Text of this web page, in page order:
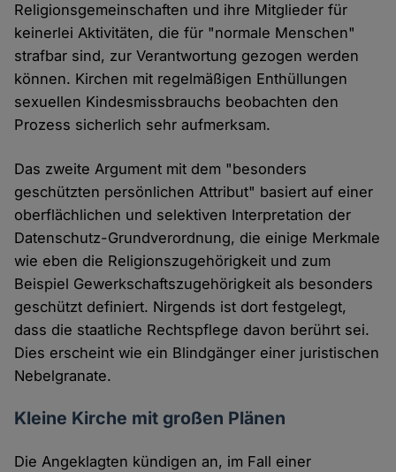
Religionsgemeinschaften und ihre Mitglieder für
keinerlei Aktivitäten, die für "normale Menschen"
strafbar sind, zur Verantwortung gezogen werden
können. Kirchen mit regelmäßigen Enthüllungen
sexuellen Kindesmissbrauchs beobachten den
Prozess sicherlich sehr aufmerksam.
Das zweite Argument mit dem "besonders
geschützten persönlichen Attribut" basiert auf einer
oberflächlichen und selektiven Interpretation der
Datenschutz-Grundverordnung, die einige Merkmale
wie eben die Religionszugehörigkeit und zum
Beispiel Gewerkschaftszugehörigkeit als besonders
geschützt definiert. Nirgends ist dort festgelegt,
dass die staatliche Rechtspflege davon berührt sei.
Dies erscheint wie ein Blindgänger einer juristischen
Nebelgranate.
Kleine Kirche mit großen Plänen
Die Angeklagten kündigen an, im Fall einer